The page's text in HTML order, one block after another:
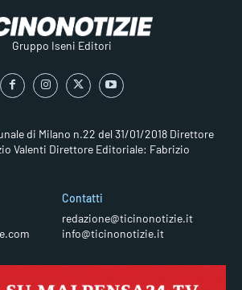
Gruppo Iseni Editori
di Milano n.22 del 31/01/2018 Direttore
Valenti Direttore Editoriale: Fabrizio
Contatti
redazione@ticinonotizie.it
info@ticinonotizie.it